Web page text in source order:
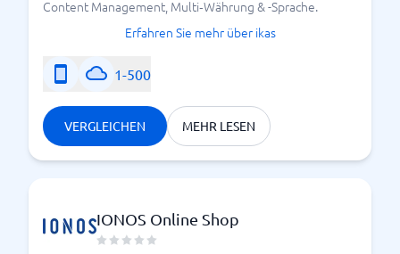
Content Management, Multi‑Währung & -Sprache.
Erfahren Sie mehr über ikas
1-500
VERGLEICHEN MEHR LESEN
IONOS Online Shop